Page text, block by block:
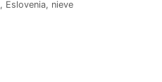
, Eslovenia, nieve